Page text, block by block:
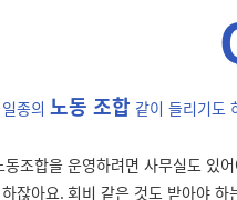
종의 노동 조합 같이 들리기도
동조합을 운영하려면 사무실도 있
잖아요. 회비 같은 것도 받아야 하